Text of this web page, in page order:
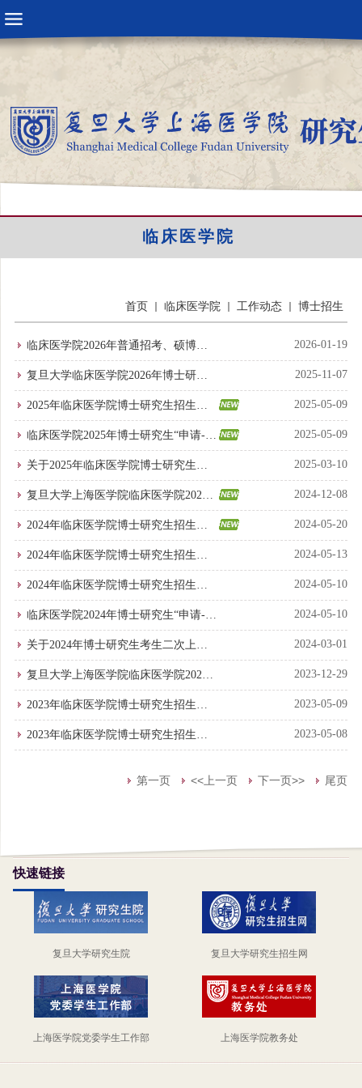
临床医学院
首页 临床医学院 工作动态 博士招生
临床医学院2026年普通招考、硕博连
读博士生招生进入复试考生名单
2026-01-19
复旦大学临床医学院2026年博士研究
生招生“申请-考核”制选拔办...
2025-11-07
2025年临床医学院博士研究生招生考
试进入复试考生名单
2025-05-09
临床医学院2025年博士研究生“申请-考
核”制初审和复试实施细则
2025-05-09
关于2025年临床医学院博士研究生考
生二次上传评审材料的通知
2025-03-10
复旦大学上海医学院临床医学院2025
年博士研究生招生“申请-考核...
2024-12-08
2024年临床医学院博士研究生招生考
试进入复试考生名单（第二批续...
2024-05-20
2024年临床医学院博士研究生招生考
试进入复试考生名单（第二批）
2024-05-13
2024年临床医学院博士研究生招生考
试进入复试考生名单
2024-05-10
临床医学院2024年博士研究生“申请-考
核”制初审和复试实施细则
2024-05-10
关于2024年博士研究生考生二次上传
评审材料和专业英语考试的通知
2024-03-01
复旦大学上海医学院临床医学院2024
年博士研究生招生“申请-考核...
2023-12-29
2023年临床医学院博士研究生招生考
试进入复试考生名单（第二批续...
2023-05-09
2023年临床医学院博士研究生招生考 2023-05-08
第一页 <<上一页 下一页>> 尾页
快速链接
复旦大学研究生院 复旦大学研究生招生网
上海医学院党委学生工作部 上海医学院教务处